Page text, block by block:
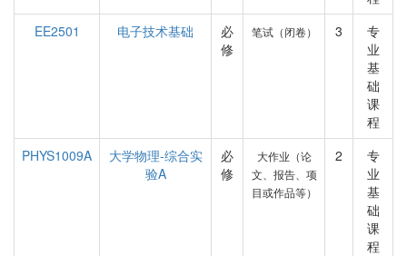
EE2501
电子技术基础
必
修
笔试（闭卷） 3
专
业
基
础
课
程
PHYS1009A
大学物理-综合实
验A
必
修
大作业（论
文、报告、项
目或作品等）
2
专
业
基
础
课
程